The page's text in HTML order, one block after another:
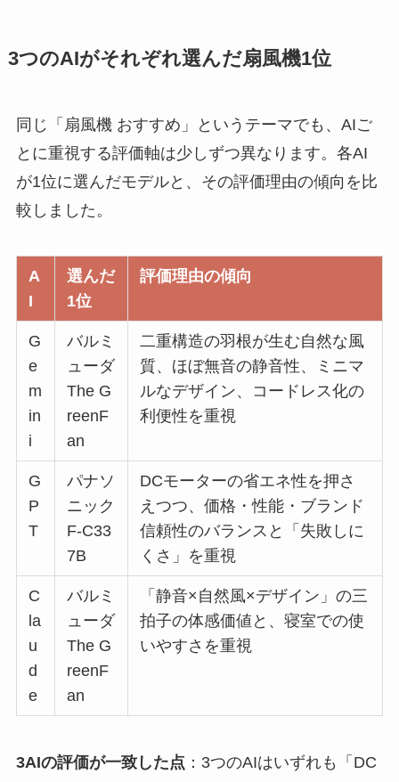
3つのAIがそれぞれ選んだ扇風機1位
同じ「扇風機 おすすめ」というテーマでも、AIご
とに重視する評価軸は少しずつ異なります。各AI
が1位に選んだモデルと、その評価理由の傾向を比
較しました。
A
I
選んだ
1位
評価理由の傾向
G
e
m
in
i
バルミ
ューダ
The G
reenF
an
二重構造の羽根が生む自然な風
質、ほぼ無音の静音性、ミニマ
ルなデザイン、コードレス化の
利便性を重視
G
P
T
パナソ
ニック
F-C33
7B
DCモーターの省エネ性を押さ
えつつ、価格・性能・ブランド
信頼性のバランスと「失敗しに
くさ」を重視
C
la
u
d
e
バルミ
ューダ
The G
reenF
an
「静音×自然風×デザイン」の三
拍子の体感価値と、寝室での使
いやすさを重視
3AIの評価が一致した点 ：3つのAIはいずれも「DC